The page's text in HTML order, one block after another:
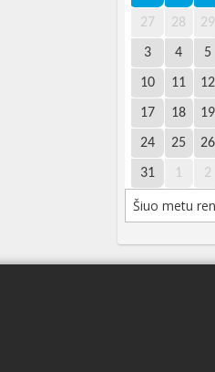
27 28 29
3 4 5
10 11 12
17 18 19
24 25 26
31 1 2
Šiuo metu